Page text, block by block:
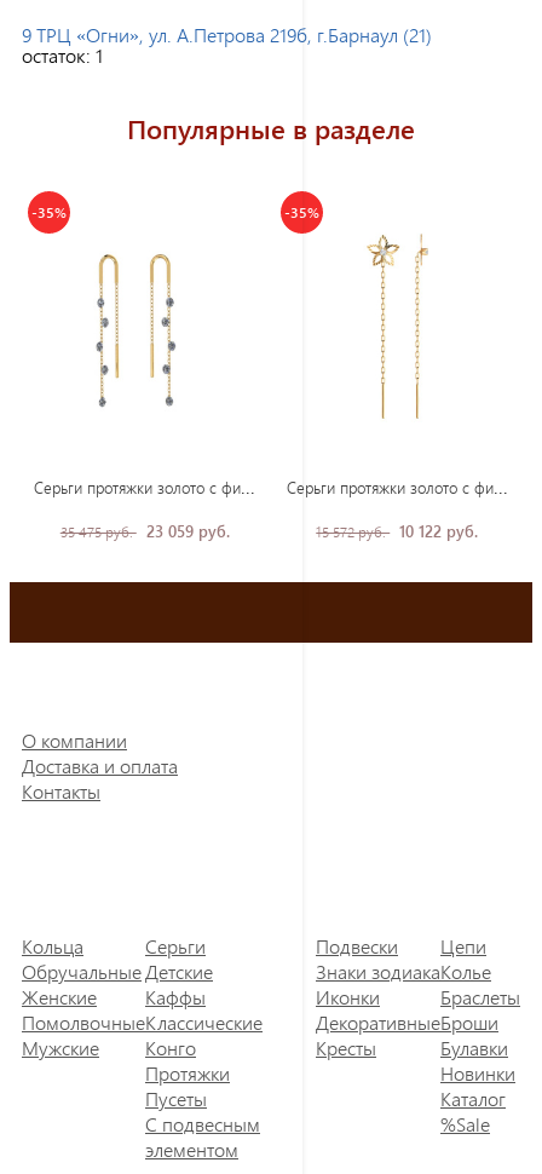
9 ТРЦ «Огни», ул. А.Петрова 219б, г.Барнаул (21)
остаток: 1
Популярные в разделе
-35%
35 475 руб. 23 059 руб.
-35%
Серьги протяжки золото с фианитами
15 572 руб. 10 122 руб.
О компании
Доставка и оплата
Контакты
Кольца
Обручальные
Женские
Помолвочные
Мужские
Серьги
Детские
Каффы
Классические
Конго
Протяжки
Пусеты
С подвесным
элементом
Подвески
Знаки зодиака
Иконки
Декоративные
Кресты
Цепи
Колье
Браслеты
Броши
Булавки
Новинки
Каталог
%Sale